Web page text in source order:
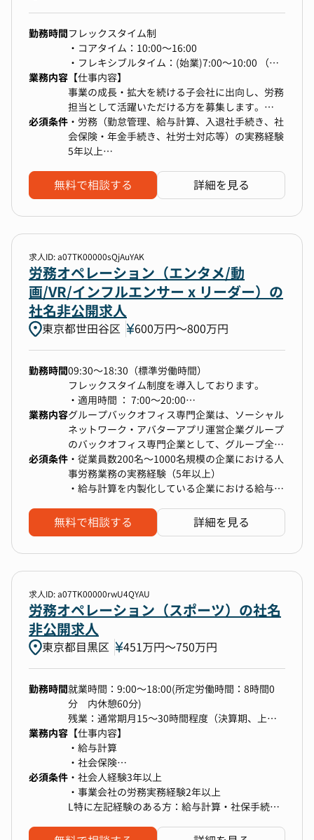
フローの見直しと最適化。
人事システムの設定変更やアップデート、データ
の整備と管理。
（海外駐在者支援：海外駐在者の給与計算や確定
申告手続き、赴任、帰任時の対応。）
人事諸施策の企画：不動産・住宅情報サイト運営
企業らしい働き方を実現する人事諸施策の新設、
改廃、システムの改修や設定見直し。（給与がら
みの規定の改定は人サにもどしたい）
※company使用
日々の業務改善から、より効率的でセキュアな人
事基幹システムの検討などを含むDX推進など、
社員が安心して働ける環境を整備し、挑戦をサポ
ートする仕組みづくりをリードしていただきま
す。
・給与計算、社会保険などの実務
・給与計算プロセスの改善や、Excelを活用した
処理作業の自動化の検討・推進
・勤怠・給与などの人事システムの運用や設定変
更に関する実務全般
・法改正に伴う人事諸施策の企画・推進
■長期的に期待したいこと
・組織長として、グループをリードする
・スペシャリストとして、システム改修や全社的
な人事施策の提案、実行
・将来的な法改正や社会的変化に対応するための
■やりがい・魅力
・給与計算や社会保険事務手続き、人事関連規程
改定などほとんどの内製化しており、労務全般の
業務に携わることでスキルアップすることができ
ます。
・新たな企画（育児・介護休業法の法改正対応、
週休3日制導入、フレックス短時間勤務制度な
ど）の検討、
導入の実績があり、働きがいのある会社をつくる
ための様々なチャレンジが可能です。
・配属部門である人事サービスグループおよび人
事本部メンバーの関係性が非常に良いため、気分
良く仕事に取り組むことができます。
・社是に「利他主義」を掲げているため、全社的
に利他的な社員が多く、仕事を進めやすいです。
勤務時間フレックスタイム制
・コアタイム：10:00～16:00
・フレキシブルタイム：(始業)7:00～10:00 （終
業）16:00～22:00
・1日の標準労働時間：8時間
※所属長の判断により、10:00～19:00等の固定シ
フトとなる可能性がございます。
業務内容 【仕事内容】
事業の成長・拡大を続ける子会社に出向し、労務
担当として活躍いただける方を募集します。
今後の事業拡大に伴い労務総務の強化を図ってお
り、管理部門において幅広くご活躍いただける人
材を募集しています。
●主な業務内容
ソース先との調整、最終確認がメインとなりま
す。
・入退社手続き（SmartHR使用）
・休職、復職対応
・就業規則・社内規定の整備・改定
・従業員の働きやすい職場環境の企画・施策実行
・社内トラブル・労務リスク対応（労使問題・メ
ンタルヘルス対応など）
・衛生委員会の運営
・電話・受付対応 など
※配属は総務人事グループとなります。組織の状
況に応じて、一部総務業務をサポートいただく可
能性がございます。
・総務業務全般（社内イントラ更新、修繕関連、
防火防災関連、購買関連、郵便、電話受付など）
境の維持管理
●使用システム
・SmartHR
・ジョブカン勤怠
・サイボウズ
・電子契約サービス
・Google Workspace
【ポジションの魅力】
当社は2018年にライフメディアプラットフォー
ム企業の一員となり、さらなるM&Aによる企業拡
大を経てこれから事業成長を加速させるフェーズ
です。
M&Aを積極的に進めており、グループ会社の
必須条件 ・労務（勤怠管理、給与計算、入退社手続き、社
会保険・年金手続き、社労士対応等）の実務経験
5年以上
キャッチアップして業務に反映できる知識と行動
力をお持ちの方
無料で相談する 詳細を見る
求人ID: a07TK00000sQjAuYAK
労務オペレーション（エンタメ/動
画/VR/インフルエンサー x リーダー）の
社名非公開求人
東京都世田谷区 600万円〜800万円
勤務時間09:30～18:30（標準労働時間）
フレックスタイム制度を導入しております。
・適用時間 ： 7:00～20:00
・コアタイム：11:00～16:00
※1日の標準労働時間は8時間です。
※一定グレードの場合、裁量労働制が適用されま
す。
業務内容グループバックオフィス専門企業は、ソーシャル
ネットワーク・アバターアプリ運営企業グループ
のバックオフィス専門企業として、グループ全体
の成長を支える役割を担っています。
当ポジションでは、ソーシャルネットワーク・ア
バターアプリ運営企業グループ全体（主に国内）
労務領域で幅広い対応に従事していただきなが
ら、適性や希望に応じてチームリーダーやプロジ
・労務業務全般の年間業務管理（給与・社保・雇
用管理・安全衛生など）
・規程の新設・改廃、法改正対応
・産業医対応、健康管理、休職者対応
・人事労務関連の業務フローの見直し・最適化
用・改善
・労務リスクマネジメント、労基署対応
・チームメンバーの業務調整、育成支援
【このポジションで働く魅力】
1.ソーシャルネットワーク・アバターアプリ運営
企業グループ全体の成長を支える戦略的ポジショ
ン
グループバックオフィス専門企業は、ソーシャル
必須条件 ・従業員数200名～1000名規模の企業における人
事労務業務の実務経験（5年以上）
・給与計算を内製化している企業における給与計
・産業医対応、面談対応、休職者管理の実務経験
・規程の新設・改廃、法改正対応の実務経験
無料で相談する 詳細を見る
求人ID: a07TK00000rwU4QYAU
労務オペレーション（スポーツ）の社名
非公開求人
東京都目黒区 451万円〜750万円
勤務時間就業時間：9:00～18:00(所定労働時間：8時間0
分 内休憩60分)
残業：通常期月15～30時間程度（決算期、上場
準備期間は変動可能性有）
業務内容 【仕事内容】
・給与計算
・社会保険
・勤怠管理
・入退社手続き
・雇用契約管理
・就業規則
必須条件 ・社会人経験3年以上
・事業会社の労務実務経験2年以上
L特に左記経験のある方：給与計算・社保手続
・PC操作が得意な方（Excel操作（VLOOKUP関